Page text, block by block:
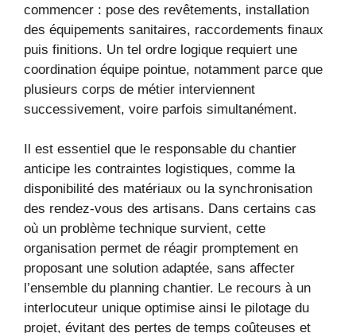
commencer : pose des revêtements, installation
des équipements sanitaires, raccordements finaux
puis finitions. Un tel ordre logique requiert une
coordination équipe pointue, notamment parce que
plusieurs corps de métier interviennent
successivement, voire parfois simultanément.
Il est essentiel que le responsable du chantier
anticipe les contraintes logistiques, comme la
disponibilité des matériaux ou la synchronisation
des rendez-vous des artisans. Dans certains cas
où un problème technique survient, cette
organisation permet de réagir promptement en
proposant une solution adaptée, sans affecter
l’ensemble du planning chantier. Le recours à un
interlocuteur unique optimise ainsi le pilotage du
projet, évitant des pertes de temps coûteuses et